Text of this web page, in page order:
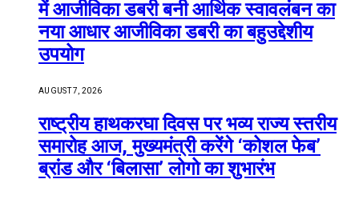
में आजीविका डबरी बनी आर्थिक स्वावलंबन का
नया आधार आजीविका डबरी का बहुउद्देशीय
उपयोग
AUGUST 7, 2026
राष्ट्रीय हाथकरघा दिवस पर भव्य राज्य स्तरीय
समारोह आज, मुख्यमंत्री करेंगे ‘कोशल फेब’
ब्रांड और ‘बिलासा’ लोगो का शुभारंभ